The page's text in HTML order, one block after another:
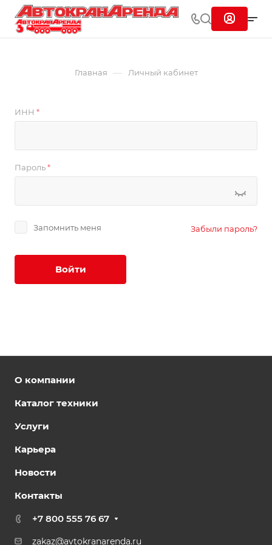
Главная — Личный кабинет
ИНН *
Пароль*
Запомнить меня Забыли пароль?
Войти
О компании
Каталог техники
Услуги
Карьера
Новости
Контакты
+7 800 555 76 67
zakaz@avtokranarenda.ru